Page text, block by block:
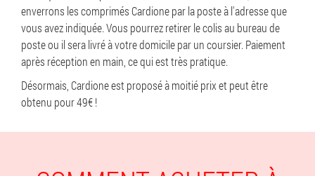
enverrons les comprimés Cardione par la poste à l'adresse que
vous avez indiquée. Vous pourrez retirer le colis au bureau de
poste ou il sera livré à votre domicile par un coursier. Paiement
après réception en main, ce qui est très pratique.
Désormais, Cardione est proposé à moitié prix et peut être
obtenu pour 49€ !